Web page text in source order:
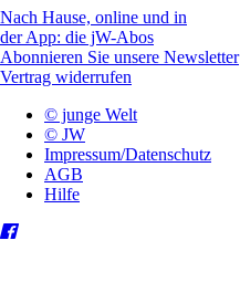
Nach Hause, online und in
der App: die jW-Abos
Abonnieren Sie unsere Newsletter
Vertrag widerrufen
© junge Welt
© JW
Impressum/Datenschutz
AGB
Hilfe